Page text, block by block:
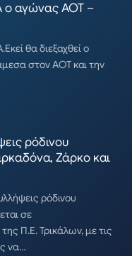
ο αγώνας ΑΟΤ –
θα διεξαχθεί ο
στον ΑΟΤ και την
ρόδινου
Ζάρκο και
ρόδινου
σε
Π.Ε. Τρικάλων, με τις
να…